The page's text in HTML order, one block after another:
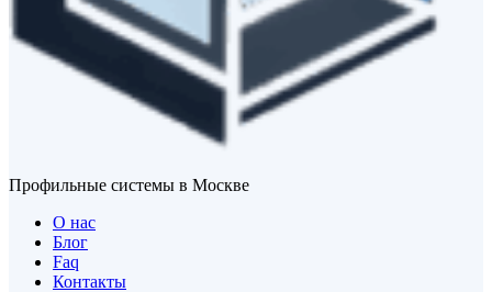
Профильные системы в Москве
О нас
Блог
Faq
Контакты